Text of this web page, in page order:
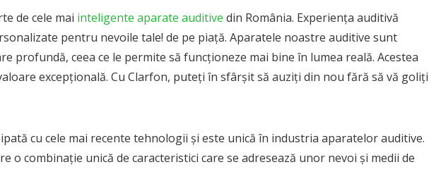
de cele mai inteligente aparate auditive din România. Experiența auditivă
pentru nevoile tale! de pe piață. Aparatele noastre auditive sunt
profundă, ceea ce le permite să funcționeze mai bine în lumea reală. Acestea
excepțională. Cu Clarfon, puteți în sfârșit să auziți din nou fără să vă goliți
cu cele mai recente tehnologii și este unică în industria aparatelor auditive.
o combinație unică de caracteristici care se adresează unor nevoi și medii de